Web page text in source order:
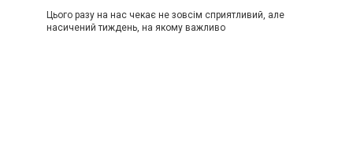
Цього разу на нас чекає не зовсім сприятливий, але
насичений тиждень, на якому важливо